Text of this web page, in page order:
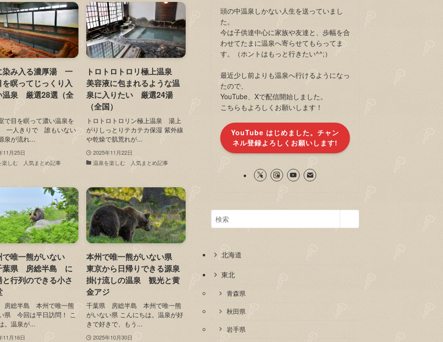
染み入る濃厚湯 一
を瞑ってじっくり入
温泉 厳選28選（全
で目を瞑って濃い温泉を
一人きりで 誰もいない
泉が流れ...
11月25日
楽しむ 人気まとめ記事
トロトロトロリ極上温泉
美容液に包まれるような温
泉に入りたい 厳選24湯
（全国）
トロトロトロリン極上温泉 湯上
がりしっとりテカテカ保湿 紫外線
や乾燥で肌荒れが...
2025年11月22日
温泉を楽しむ 人気まとめ記事
で唯一熊がいない
葉県 房総半島 に
と行列のできる小さ
総半島 本州で唯一熊
県 今回は平日訪問！ こ
。温泉が...
11月16日
本州で唯一熊がいない県
東京から日帰りできる源泉
掛け流しの温泉 観光と黄
金アジ
千葉県 房総半島 本州で唯一熊
がいない県 こんにちは。温泉が好
きで好きで、もう...
2025年10月30日
頭の中温泉しかない人生を送っていまし
た。
今は子供達中心に家族や友達と、歩幅を合
わせてたまに温泉へ寄らせてもらってま
す。（ホントはもっと行きたい^^;）
最近少し前よりも温泉へ行けるようになっ
たので、
YouTube、Xで配信開始しました。
こちらもよろしくお願いします！
YouTube はじめました。チャン
ネル登録よろしくお願いします!
北海道
東北
青森県
秋田県
岩手県